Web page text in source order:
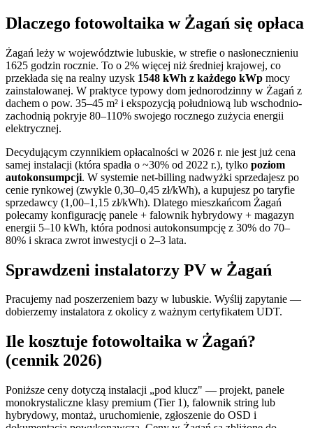
Dlaczego fotowoltaika w Żagań się opłaca
Żagań leży w województwie lubuskie, w strefie o nasłonecznieniu
1625 godzin rocznie. To o 2% więcej niż średniej krajowej, co
przekłada się na realny uzysk 1548 kWh z każdego kWp mocy
zainstalowanej. W praktyce typowy dom jednorodzinny w Żagań z
dachem o pow. 35–45 m² i ekspozycją południową lub wschodnio-
zachodnią pokryje 80–110% swojego rocznego zużycia energii
elektrycznej.
Decydującym czynnikiem opłacalności w 2026 r. nie jest już cena
samej instalacji (która spadła o ~30% od 2022 r.), tylko poziom
autokonsumpcji. W systemie net-billing nadwyżki sprzedajesz po
cenie rynkowej (zwykle 0,30–0,45 zł/kWh), a kupujesz po taryfie
sprzedawcy (1,00–1,15 zł/kWh). Dlatego mieszkańcom Żagań
polecamy konfigurację panele + falownik hybrydowy + magazyn
energii 5–10 kWh, która podnosi autokonsumpcję z 30% do 70–
80% i skraca zwrot inwestycji o 2–3 lata.
Sprawdzeni instalatorzy PV w Żagań
Pracujemy nad poszerzeniem bazy w lubuskie. Wyślij zapytanie —
dobierzemy instalatora z okolicy z ważnym certyfikatem UDT.
Ile kosztuje fotowoltaika w Żagań?
(cennik 2026)
Poniższe ceny dotyczą instalacji „pod klucz" — projekt, panele
monokrystaliczne klasy premium (Tier 1), falownik string lub
hybrydowy, montaż, uruchomienie, zgłoszenie do OSD i